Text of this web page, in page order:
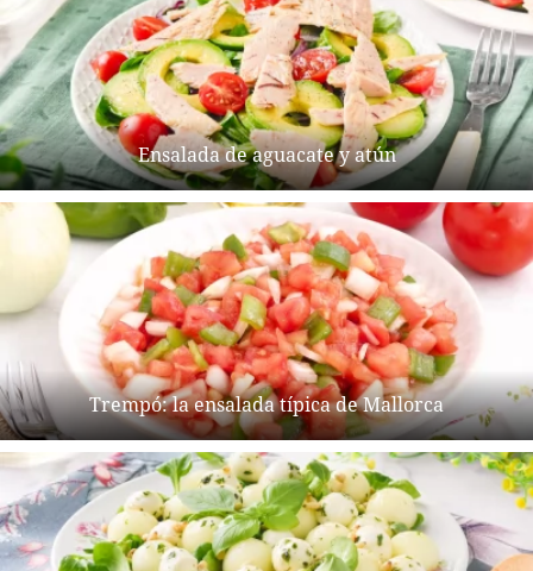
Ensalada de aguacate y atún
Trempó: la ensalada típica de Mallorca